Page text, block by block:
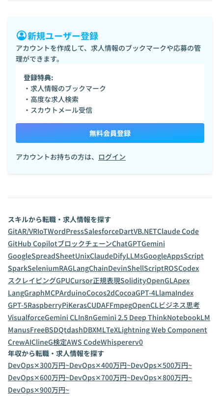
新規ユーザー登録
アカウントを作成して、求人情報のブックマークや応募の管
理ができます。
登録特典:
・求人情報のブックマーク
・高度な求人検索
・スカウトメール受信
無料会員登録
アカウントお持ちの方は、 ログイン
スキルから転職・求人情報を探す
GitAR/VRIoTWordPressSalesforceDartVB.NETClaude Code
GitHub CopilotブロックチェーンChatGPTGemini
GoogleSpreadSheetUnixClaudeDifyLLMsGoogleAppsScript
SparkSeleniumRAGLangChainDevinShellScriptROSCodex
スクレイピングGPUCursor正規表現SolidityOpenGLApex
LangGraphMCPArduinoCocos2dCocoaGPT-4LlamaIndex
GPT-5RaspberryPiKerasCUDAFFmpegOpenCLビジネス思考
VisualforceGemini CLIn8nGemini 2.5 Deep ThinkNotebookLM
ManusFreeBSDQtdashDBXMLTeXLightning Web Component
CrewAIClineG検定AWS CodeWhispererv0
年収から転職・求人情報を探す
DevOps✕300万円~DevOps✕400万円~DevOps✕500万円~
DevOps✕600万円~DevOps✕700万円~DevOps✕800万円~
DevOps✕900万円~